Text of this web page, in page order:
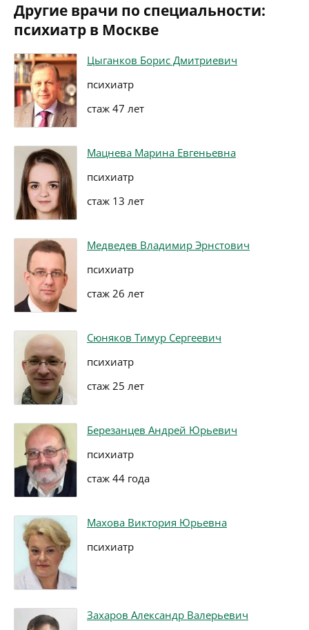
Другие врачи по специальности:
психиатр в Москве
Цыганков Борис Дмитриевич
психиатр
стаж 47 лет
Мацнева Марина Евгеньевна
психиатр
стаж 13 лет
Медведев Владимир Эрнстович
психиатр
стаж 26 лет
Сюняков Тимур Сергеевич
психиатр
стаж 25 лет
Березанцев Андрей Юрьевич
психиатр
стаж 44 года
Махова Виктория Юрьевна
психиатр
Захаров Александр Валерьевич